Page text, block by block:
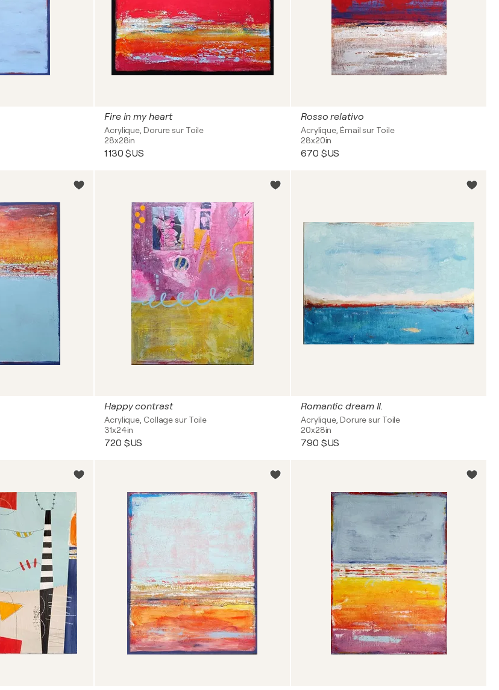
Fire in my heart
Acrylique, Dorure sur Toile
28x28in
1 130 $US
Rosso relativo
Acrylique, Émail sur Toile
28x20in
670 $US
Happy contrast
Acrylique, Collage sur Toile
31x24in
720 $US
Romantic dream II.
Acrylique, Dorure sur Toile
20x28in
790 $US